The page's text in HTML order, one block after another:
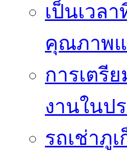
เป็นเวล
คุณภาพแ
การเตรี
งานในป
รถเช่าภู